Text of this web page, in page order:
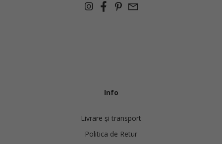
Info
Livrare și transport
Politica de Retur